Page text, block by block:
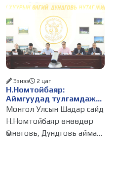
нутгийн захиргааны
байгууллага, албан
тушаалтанд 2025, 2026
оны эхний хагас жилийн
байдлаар иргэдээс ирсэн
өргөдөл,
Н.Номтойбаяр:
Аймгуудад тулгамдаж
буй асуудлуудыг долоо
хоног бүр Засгийн
газрын хуралдаанд
танилцуулж,
Ээнээ 2 цаг
Монгол Улсын Шадар сайд
Н.Номтойбаяр өнөөдөр
Өмнөговь, Дундговь аймагт